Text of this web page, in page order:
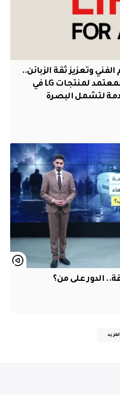
وتعزيز ثقة الزبائن..
شركة خوشناو الموزع المعتمد لمنتجات LG في
لتشمل البصرة
الدور على من؟
المزيد